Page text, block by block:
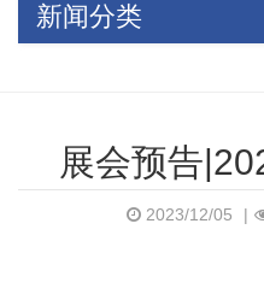
新闻分类
展会预告
2023/12/05 |